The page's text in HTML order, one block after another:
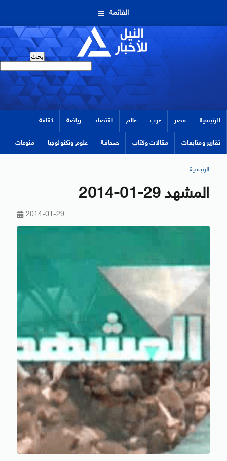
القائمة
الرئيسية مصر عرب عالم اقتصاد رياضة ثقافة
تقارير ومتابعات مقالات وكتاب صحافة علوم وتكنولوجيا منوعات
الرئيسية
المشهد 29-01-2014
2014-01-29